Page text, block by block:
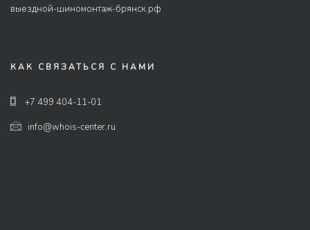
выездной-шиномонтаж-брянск.рф
КАК СВЯЗАТЬСЯ С НАМИ
+7 499 404-11-01
info@whois-center.ru